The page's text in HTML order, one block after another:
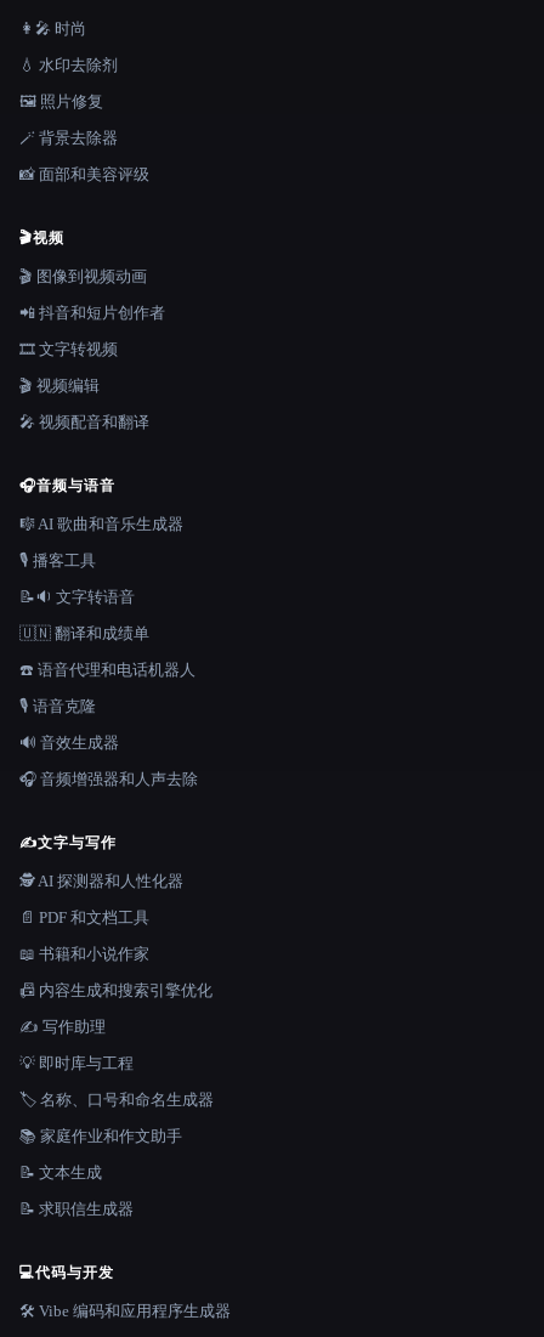
👩‍🎤 时尚
💧 水印去除剂
🖼️ 照片修复
🪄 背景去除器
📸 面部和美容评级
🎬视频
🎬 图像到视频动画
📲 抖音和短片创作者
🎞️ 文字转视频
🎬 视频编辑
🎤 视频配音和翻译
🎧音频与语音
🎼 AI 歌曲和音乐生成器
🎙️ 播客工具
📝🔉 文字转语音
🇺🇳 翻译和成绩单
☎️ 语音代理和电话机器人
🎙️ 语音克隆
🔊 音效生成器
🎧 音频增强器和人声去除
✍️文字与写作
🕵️ AI 探测器和人性化器
📄 PDF 和文档工具
📖 书籍和小说作家
📠 内容生成和搜索引擎优化
✍️ 写作助理
💡 即时库与工程
🏷️ 名称、口号和命名生成器
📚 家庭作业和作文助手
📝 文本生成
📝 求职信生成器
💻代码与开发
🛠️ Vibe 编码和应用程序生成器